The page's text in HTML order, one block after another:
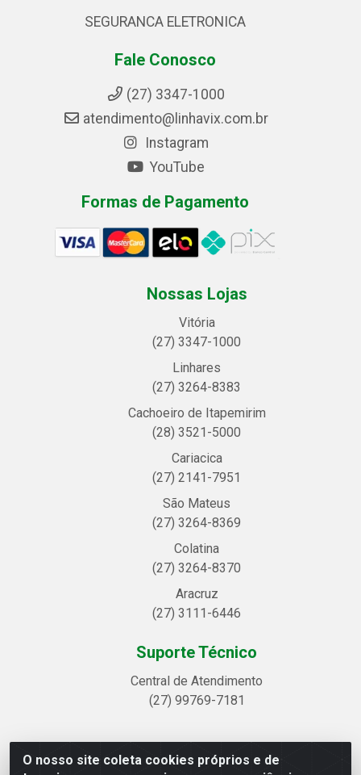
O nosso site coleta cookies próprios e de
SEGURANCA ELETRONICA
Fale Conosco
(27) 3347-1000
atendimento@linhavix.com.br
Instagram
YouTube
Formas de Pagamento
Nossas Lojas
Vitória
(27) 3347-1000
Linhares
(27) 3264-8383
Cachoeiro de Itapemirim
(28) 3521-5000
Cariacica
(27) 2141-7951
São Mateus
(27) 3264-8369
Colatina
(27) 3264-8370
Aracruz
(27) 3111-6446
Suporte Técnico
Central de Atendimento
(27) 99769-7181
Linhavix Distribuidora LTDA - Avenida Alegre, 2521 -